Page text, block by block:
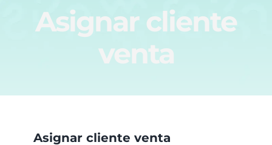
Asignar cliente
venta
Asignar cliente venta